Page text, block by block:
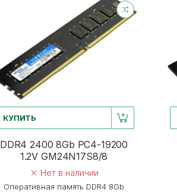
КУПИТЬ
DDR4 2400 8Gb PC4-19200
1.2V GM24N17S8/8
Нет в наличии
Оперативная память DDR4 8Gb